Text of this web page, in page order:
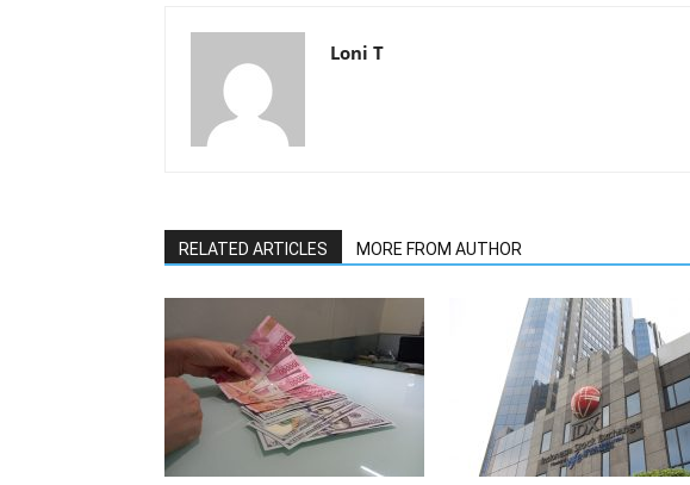
Loni T
RELATED ARTICLES MORE FROM AUTHOR